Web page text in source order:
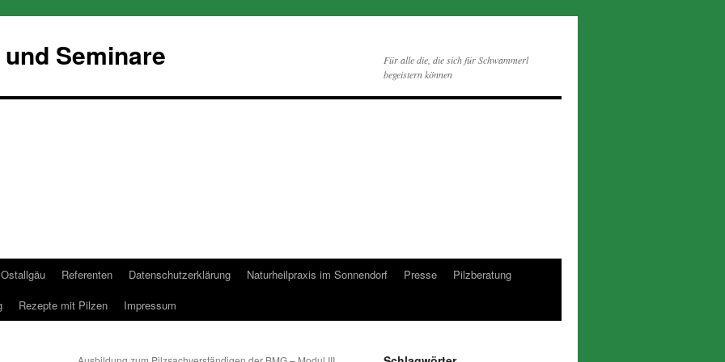
Seminare
Für alle die, die sich für Schwammerl
begeistern können
Referenten Datenschutzerklärung Naturheilpraxis im Sonnendorf Presse
Pilzberatung
Rezepte mit Pilzen Impressum